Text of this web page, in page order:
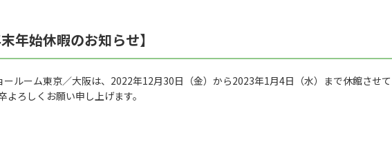
年始休暇のお知らせ】
ールーム東京／大阪は、2022年12月30日（金）から2023年1月4日（水）まで休館させ
よろしくお願い申し上げます。